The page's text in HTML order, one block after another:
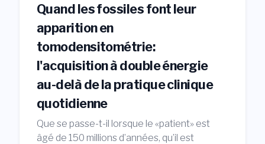
Quand les fossiles font leur
apparition en
tomodensitométrie:
l'acquisition à double énergie
au-delà de la pratique clinique
quotidienne
Que se passe-t-il lorsque le «patient» est
âgé de 150 millions d’années, qu’il est